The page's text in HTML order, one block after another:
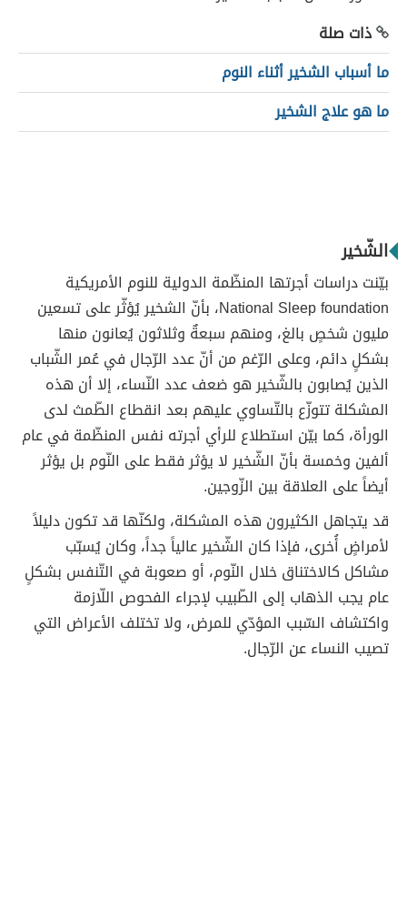
ذات صلة
ما أسباب الشخير أثناء النوم
ما هو علاج الشخير
الشّخير
بيّنت دراسات أجرتها المنظّمة الدولية للنوم الأمريكية
National Sleep foundation، بأنّ الشخير يُؤثّر على تسعين
مليون شخصٍ بالغ، ومنهم سبعةٌ وثلاثون يُعانون منها
بشكلٍ دائم، وعلى الرّغم من أنّ عدد الرّجال في عُمر الشّباب
الذين يُصابون بالشّخير هو ضعف عدد النّساء، إلا أن هذه
المشكلة تتوزّع بالتّساوي عليهم بعد انقطاع الطّمث لدى
الورأة، كما بيّن استطلاع للرأي أجرته نفس المنظّمة في عام
ألفين وخمسة بأنّ الشّخير لا يؤثر فقط على النّوم بل يؤثر
أيضاً على العلاقة بين الزّوجين.
قد يتجاهل الكثيرون هذه المشكلة، ولكنّها قد تكون دليلاً
لأمراضٍ أُخرى، فإذا كان الشّخير عالياً جداً، وكان يُسبّب
مشاكل كالاختناق خلال النّوم، أو صعوبة في التّنفس بشكلٍ
عام يجب الذهاب إلى الطّبيب لإجراء الفحوص اللّازمة
واكتشاف السّبب المؤدّي للمرض، ولا تختلف الأعراض التي
تصيب النساء عن الرّجال.